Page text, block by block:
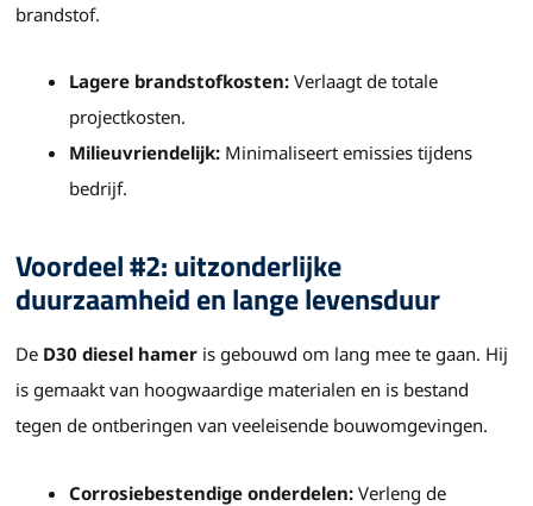
brandstof.
Lagere brandstofkosten: Verlaagt de totale
projectkosten.
Milieuvriendelijk: Minimaliseert emissies tijdens
bedrijf.
Voordeel #2: uitzonderlijke
duurzaamheid en lange levensduur
De D30 diesel hamer is gebouwd om lang mee te gaan. Hij
is gemaakt van hoogwaardige materialen en is bestand
tegen de ontberingen van veeleisende bouwomgevingen.
Corrosiebestendige onderdelen: Verleng de